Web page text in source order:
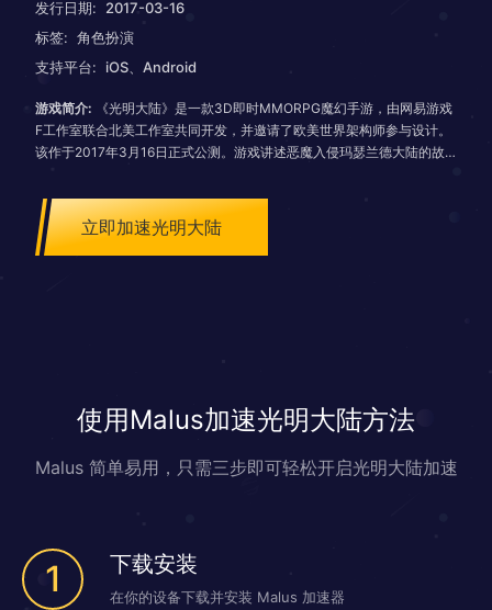
发行日期:
2017-03-16
标签: 角色扮演
支持平台:
iOS、Android
游戏简介: 《光明大陆》是一款3D即时MMORPG魔幻手游，由网易游戏
F工作室联合北美工作室共同开发，并邀请了欧美世界架构师参与设计。
该作于2017年3月16日正式公测。游戏讲述恶魔入侵玛瑟兰德大陆的故
等，共同抵御恶魔的入侵。游戏拥有宝石、坐骑等战斗培养元素，还引入
了竞技场、角斗场等PVP玩法
立即加速光明大陆
使用Malus加速光明大陆方法
Malus 简单易用，只需三步即可轻松开启光明大陆加速
1 下载安装
在你的设备下载并安装 Malus 加速器